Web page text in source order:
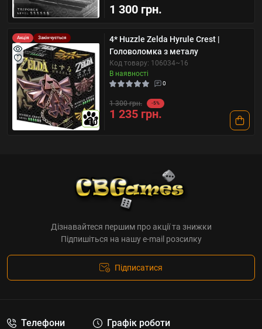
1 300 грн.
Акція Закінчується
10
4* Huzzle Zelda Hyrule Crest |
Головоломка з металу
Код товару: 106034~16
В наявності
0
1 300 грн. -5%
1 235 грн.
Дізнавайтеся першим про акції та знижки
Підпишіться на нашу e-mail розсилку
Підписатися
Телефони Графік роботи